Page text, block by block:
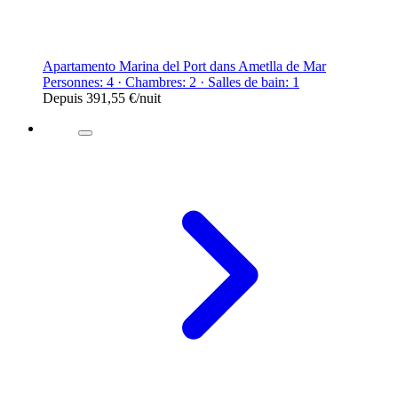
Apartamento Marina del Port dans Ametlla de Mar
Personnes: 4 · Chambres: 2 · Salles de bain: 1
Depuis 391,55 €/nuit